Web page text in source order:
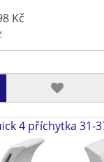
Kč
4 příchytka 31-